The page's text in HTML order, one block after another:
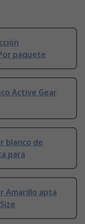
paquete
Active Gear
blanco de
para
Amarillo apta